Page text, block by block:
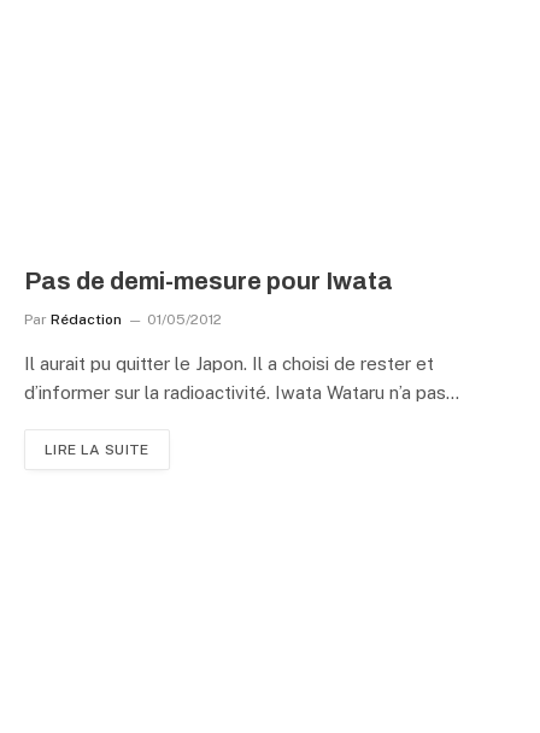
Pas de demi-mesure pour Iwata
Par Rédaction 01/05/2012
Il aurait pu quitter le Japon. Il a choisi de rester et
d’informer sur la radioactivité. Iwata Wataru n’a pas…
LIRE LA SUITE